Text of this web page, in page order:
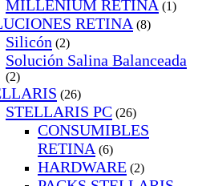
MILLENIUM RETINA (1)
RETINA (8)
Silicón (2)
Solución Salina Balanceada
(2)
(26)
STELLARIS PC (26)
CONSUMIBLES
RETINA (6)
HARDWARE (2)